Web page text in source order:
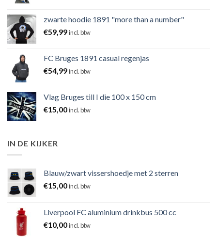
zwarte hoodie 1891 "more than a number"
€59,99incl. btw
FC Bruges 1891 casual regenjas
€54,99incl. btw
Vlag Bruges till I die 100 x 150 cm
€15,00incl. btw
IN DE KIJKER
Blauw/zwart vissershoedje met 2 sterren
€15,00incl. btw
Liverpool FC aluminium drinkbus 500 cc
€10,00incl. btw